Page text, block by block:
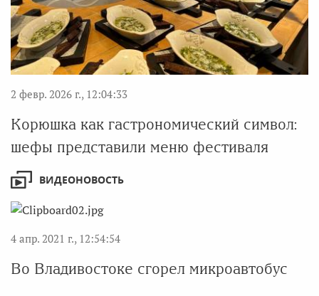
2 февр. 2026 г., 12:04:33
Корюшка как гастрономический символ:
шефы представили меню фестиваля
ВИДЕОНОВОСТЬ
4 апр. 2021 г., 12:54:54
Во Владивостоке сгорел микроавтобус